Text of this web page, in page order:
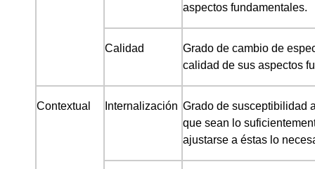
aspectos fundamentales.
Calidad
Grado de cambio de
calidad de sus aspectos
Contextual Internalización Grado de susceptibilidad
que sean lo
ajustarse a éstas lo